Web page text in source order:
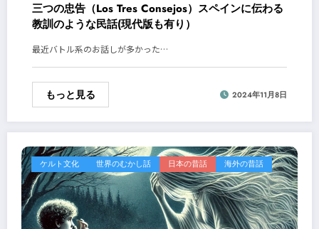
三つの忠告（Los Tres Consejos）スペインに伝わる
教訓のような民話(現代版も有り）
最近バトル系のお話しが多かった…
もっと見る 2024年11月8日
ケルト文化 世界のむかし話 日本の昔話 海外の昔話